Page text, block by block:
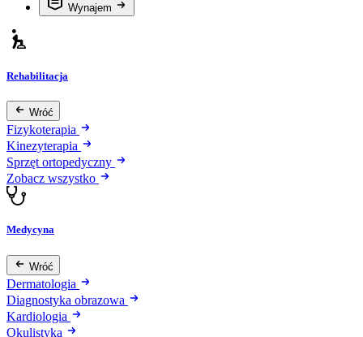
Wynajem
Rehabilitacja
Wróć
Fizykoterapia
Kinezyterapia
Sprzęt ortopedyczny
Zobacz wszystko
Medycyna
Wróć
Dermatologia
Diagnostyka obrazowa
Kardiologia
Okulistyka